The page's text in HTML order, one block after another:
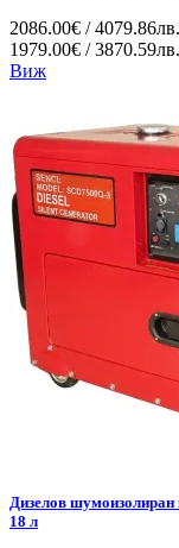
2086.00€ / 4079.86лв.
1979.00€ / 3870.59лв.
Виж
Дизелов шумоизолиран
18 л